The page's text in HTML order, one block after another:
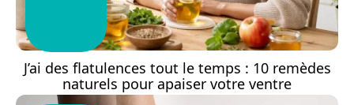
J’ai des flatulences tout le temps : 10 remèdes
naturels pour apaiser votre ventre